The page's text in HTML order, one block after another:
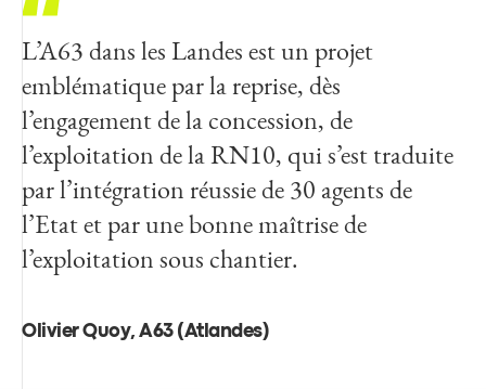
L’A63 dans les Landes est un projet
emblématique par la reprise, dès
l’engagement de la concession, de
l’exploitation de la RN10, qui s’est traduite
par l’intégration réussie de 30 agents de
l’Etat et par une bonne maîtrise de
l’exploitation sous chantier.
Olivier Quoy, A63 (Atlandes)